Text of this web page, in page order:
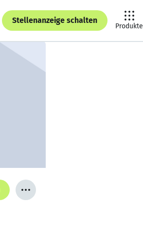
Stellenanzeige schalten
Produkte